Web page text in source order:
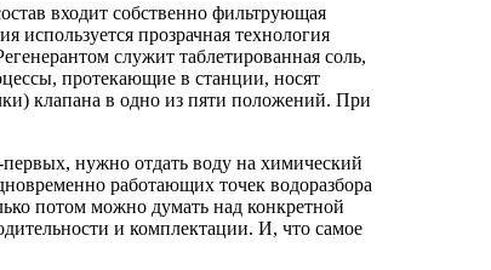
входит собственно фильтрующая
прозрачная технология
служит таблетированная соль,
протекающие в станции, носят
клапана в одно из пяти положений. При
нужно отдать воду на химический
работающих точек водоразбора
потом можно думать над конкретной
и комплектации. И, что самое